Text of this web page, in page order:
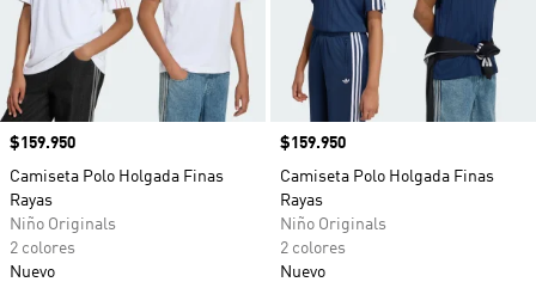
Precio
$159.950
Camiseta Polo Holgada Finas
Rayas
Niño Originals
2 colores
Nuevo
Precio
$159.950
Camiseta Polo Holgada Finas
Rayas
Niño Originals
2 colores
Nuevo